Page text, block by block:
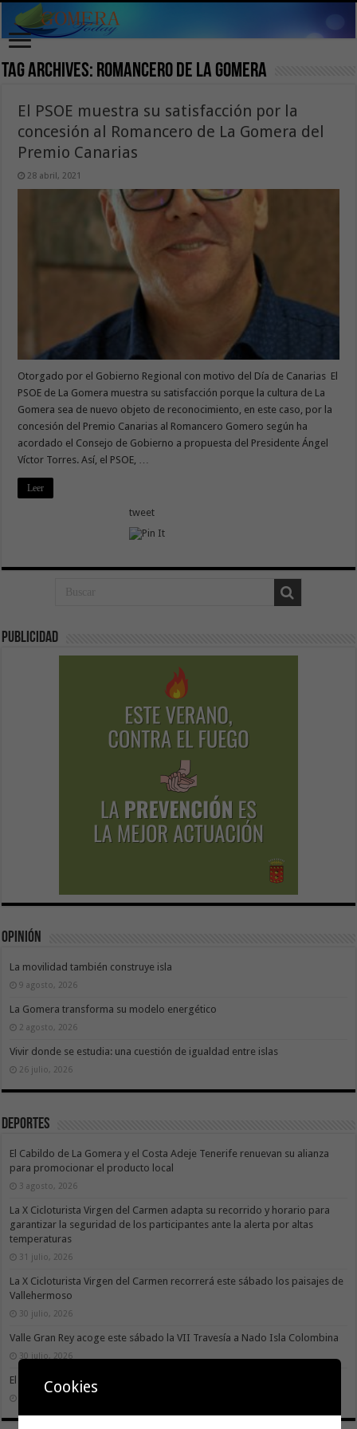
Tag Archives: Romancero de La Gomera
El PSOE muestra su satisfacción por la
concesión al Romancero de La Gomera del
Premio Canarias
28 abril, 2021
Otorgado por el Gobierno Regional con motivo del Día de Canarias El
PSOE de La Gomera muestra su satisfacción porque la cultura de La
Gomera sea de nuevo objeto de reconocimiento, en este caso, por la
concesión del Premio Canarias al Romancero Gomero según ha
acordado el Consejo de Gobierno a propuesta del Presidente Ángel
Víctor Torres. Así, el PSOE, …
Leer
tweet
Publicidad
Opinión
La movilidad también construye isla
9 agosto, 2026
La Gomera transforma su modelo energético
2 agosto, 2026
Vivir donde se estudia: una cuestión de igualdad entre islas
26 julio, 2026
Deportes
El Cabildo de La Gomera y el Costa Adeje Tenerife renuevan su alianza
para promocionar el producto local
3 agosto, 2026
La X Cicloturista Virgen del Carmen adapta su recorrido y horario para
garantizar la seguridad de los participantes ante la alerta por altas
temperaturas
31 julio, 2026
La X Cicloturista Virgen del Carmen recorrerá este sábado los paisajes de
Vallehermoso
30 julio, 2026
Valle Gran Rey acoge este sábado la VII Travesía a Nado Isla Colombina
30 julio, 2026
El II torneo Autonómico Gomahara Beach Vóley ya tiene fecha
Cookies